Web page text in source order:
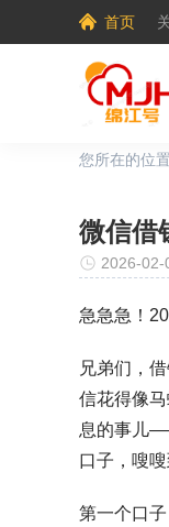
首页
您所在的位置
微信借
2026-02-
急急急！
兄弟们，
信花得像
息的事儿
口子，嗖
第一个口